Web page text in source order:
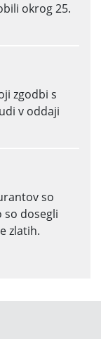
okrog 25.
zgodbi s
v oddaji
so
dosegli
zlatih.